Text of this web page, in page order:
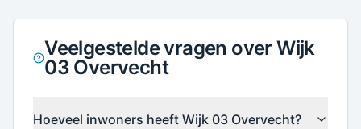
Veelgestelde vragen over Wijk
03 Overvecht
Hoeveel inwoners heeft Wijk 03 Overvecht?